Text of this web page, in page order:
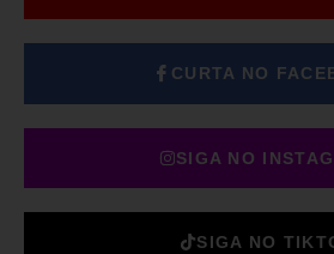
CURTA NO
SIGA NO
SIGA NO